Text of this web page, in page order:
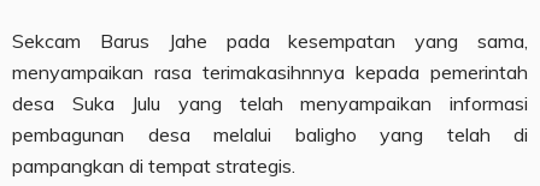
Sekcam Barus Jahe pada kesempatan yang sama,
menyampaikan rasa terimakasihnnya kepada pemerintah
desa Suka Julu yang telah menyampaikan informasi
pembagunan desa melalui baligho yang telah di
pampangkan di tempat strategis.